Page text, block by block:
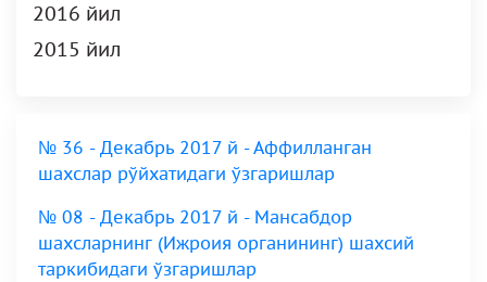
№ 36 - Декабрь 2017 й - Аффилланган
шахслар рўйхатидаги ўзгаришлар
№ 08 - Декабрь 2017 й - Мансабдор
шахсларнинг (Ижроия органининг) шахсий
таркибидаги ўзгаришлар
2016 йил
2015 йил